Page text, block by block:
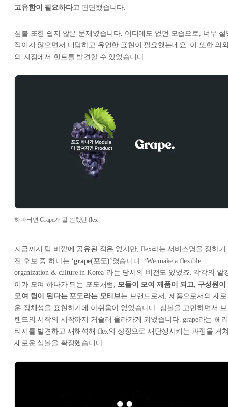
고유함이 필요하다고 판단했습니다.
심볼 또한 쉽지 않은 문제였습니다. 어디에도 없던 모습으로, 너무 설
적이지 않으면서 대담하고 유연한 표현이 필요했는데요. 이 또한 의
의 지점에서 힌트를 발견할 수 있었습니다.
하마터면 Grape가 될 뻔했던 flex
지금까지 팀 바깥에 공유된 적은 없지만, flex라는 서비스명을 정하기
전 후보 중 하나는 ‘grape(포도)’였습니다. ‘We make a flexible
organization & culture in Korea’라는 당시의 비전도 있었죠. 각각의 알
이가 모여 하나가 되는 포도처럼, 모듈이 모여 제품이 되고, 구성원이
모여 팀이 된다는 포도라는 모티브는 브랜드로서, 제품으로서의 새로
운 정체성을 표현하기에 아쉬움이 없었습니다. 심볼을 고민하면서 브
랜드의 시작의 시작까지 거슬러 올라가게 되었습니다. grape라는 헤리
티지를 발견하고 재해석해 flex의 상징으로 재탄생시키는 과정을 거
새로운 심볼을 확정했습니다.